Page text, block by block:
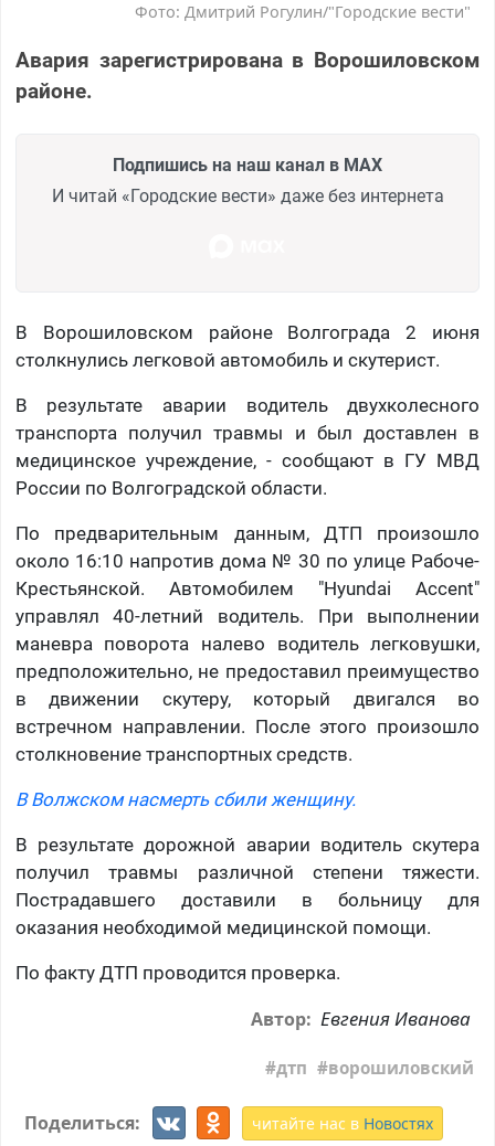
Фото: Дмитрий Рогулин/"Городские вести"
Авария зарегистрирована в Ворошиловском
районе.
Подпишись на наш канал в MAX
И читай «Городские вести» даже без интернета
В Ворошиловском районе Волгограда 2 июня
столкнулись легковой автомобиль и скутерист.
В результате аварии водитель двухколесного
транспорта получил травмы и был доставлен в
медицинское учреждение, - сообщают в ГУ МВД
России по Волгоградской области.
По предварительным данным, ДТП произошло
около 16:10 напротив дома № 30 по улице Рабоче-
Крестьянской. Автомобилем "Hyundai Accent"
управлял 40-летний водитель. При выполнении
маневра поворота налево водитель легковушки,
предположительно, не предоставил преимущество
в движении скутеру, который двигался во
встречном направлении. После этого произошло
столкновение транспортных средств.
В Волжском насмерть сбили женщину.
В результате дорожной аварии водитель скутера
получил травмы различной степени тяжести.
Пострадавшего доставили в больницу для
оказания необходимой медицинской помощи.
По факту ДТП проводится проверка.
Автор: Евгения Иванова
дтп ворошиловский
Поделиться: читайте нас в Новостях